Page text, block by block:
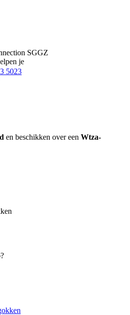
SGGZ
je
5023
en beschikken over een Wtza-